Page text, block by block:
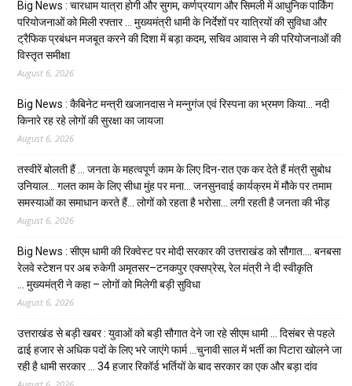
Big News : चारधाम यात्रा होगी और सुगम, कर्णप्रयाग और सिमली में आधुनिक पार्किंग
परियोजनाओं को मिली रफ्तार … मुख्यमंत्री धामी के निर्देशों पर यात्रियों की सुविधा और
ट्रैफिक प्रबंधन मजबूत करने की दिशा में बड़ा कदम, सचिव आवास ने की परियोजनाओं की
विस्तृत समीक्षा
August 6, 2026
Big News : कैबिनेट मन्त्री खजानदास ने मन्नुगंज एवं रिस्पना का भ्रमण किया… नदी
किनारे रह रहे लोगों की सुरक्षा का जायजा
August 6, 2026
तस्वीरें बोलती हैं … जनता के महत्वपूर्ण काम के लिए दिन-रात एक कर देते हैं मंत्री सुबोध
उनियाल… गलत काम के लिए सीधा मुंह पर मना… जनसुनवाई कार्यक्रम में मौके पर तमाम
समस्याओं का समाधान करते हैं… लोगों को रहता है भरोसा… लगी रहती है जनता की भीड़
August 6, 2026
Big News : सीएम धामी की रिक्वेस्ट पर मोदी सरकार की उत्तराखंड को सौगात…. बनबसा
रेलवे स्टेशन पर अब रुकेगी अमृतसर–टनकपुर एक्सप्रेस, रेल मंत्री ने दी स्वीकृति
… मुख्यमंत्री ने कहा – लोगों को मिलेगी बड़ी सुविधा
August 6, 2026
उत्तराखंड से बड़ी खबर : युवाओं को बड़ी सौगात देने जा रहे सीएम धामी … दिसंबर से पहले
ढाई हजार से अधिक पदों के लिए भरे जाएंगे फार्म …चुनावी साल में भर्ती का पिटारा खोलने जा
रही है धामी सरकार … 34 हजार रिकॉर्ड भर्तियों के बाद सरकार का एक और बड़ा दांव